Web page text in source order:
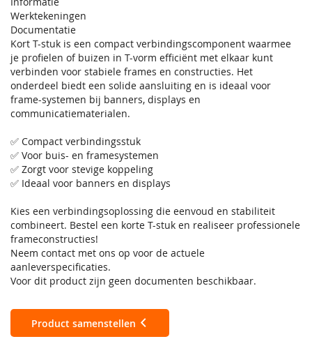
Werktekeningen
Documentatie
Kort T-stuk is een compact verbindingscomponent waarmee
je profielen of buizen in T-vorm efficiënt met elkaar kunt
verbinden voor stabiele frames en constructies. Het
onderdeel biedt een solide aansluiting en is ideaal voor
frame-systemen bij banners, displays en
communicatiematerialen.
✅ Compact verbindingsstuk
✅ Voor buis- en framesystemen
✅ Zorgt voor stevige koppeling
✅ Ideaal voor banners en displays
Kies een verbindingsoplossing die eenvoud en stabiliteit
combineert. Bestel een korte T-stuk en realiseer professionele
frameconstructies!
Neem contact met ons op voor de actuele
aanleverspecificaties.
Voor dit product zijn geen documenten beschikbaar.
Product samenstellen